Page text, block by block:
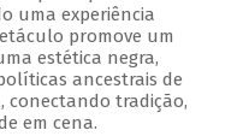
uma experiência
promove um
estética negra,
ancestrais de
conectando tradição,
em cena.